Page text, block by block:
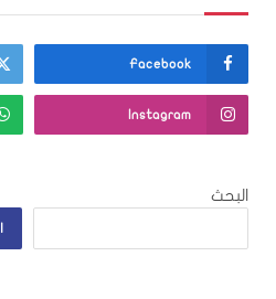
Facebook
Instagram
البحث